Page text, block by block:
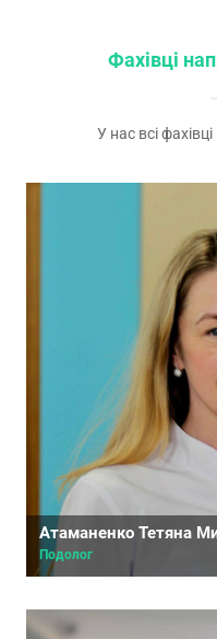
Фахівці
У нас всі
Атаманенко Тетяна
Подолог